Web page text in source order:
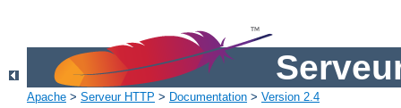
Apache > Serveur HTTP > Documentation > Version 2.4